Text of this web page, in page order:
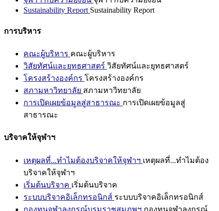
Sustainability Report Sustainability Report
การบริหาร
คณะผู้บริหาร คณะผู้บริหาร
วิสัยทัศน์และยุทธศาสตร์ วิสัยทัศน์และยุทธศาสตร์
โครงสร้างองค์กร โครงสร้างองค์กร
สภามหาวิทยาลัย สภามหาวิทยาลัย
การเปิดเผยข้อมูลสู่สาธารณะ การเปิดเผยข้อมูลสู่
สาธารณะ
บริจาคให้จุฬาฯ
เหตุผลที่...ทำไมต้องบริจาคให้จุฬาฯ เหตุผลที่...ทำไมต้อง
บริจาคให้จุฬาฯ
เริ่มต้นบริจาค เริ่มต้นบริจาค
ระบบบริจาคอิเล็กทรอนิกส์ ระบบบริจาคอิเล็กทรอนิกส์
กองทุนจุฬาลงกรณ์บรมราชสมภพฯ กองทุนจุฬาลงกรณ์